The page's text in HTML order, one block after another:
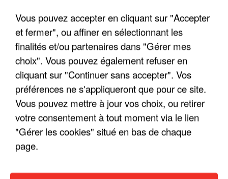
ENFOIRÉS"
"ON A TOUS LE TRAC"
Vous pouvez accepter en cliquant sur "Accepter
et fermer", ou affiner en sélectionnant les
finalités et/ou partenaires dans "Gérer mes
choix". Vous pouvez également refuser en
cliquant sur "Continuer sans accepter". Vos
préférences ne s'appliqueront que pour ce site.
Vous pouvez mettre à jour vos choix, ou retirer
votre consentement à tout moment via le lien
"Gérer les cookies" situé en bas de chaque
page.